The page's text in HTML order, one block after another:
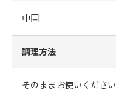
中国
調理方法
そのままお使いください